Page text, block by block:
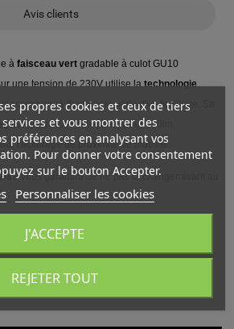
Avis clients
à faisceau vert gradable à culot GU10
une tension de 230V utilise latechnologie
accentuer la dominante verte d'un feuillage
à 40W halogène) pour 350lm,
l'éclairage de proximité de massifs.
vous garantira de ne pas la changer avant au
les références
propres cookies et ceux de tiers
et vous montrer des
préférences en analysant vos
Pour donner votre consentement
sur le bouton Accepter.
Personnaliser les cookies
REJETER TOUT
J'ACCEPTE